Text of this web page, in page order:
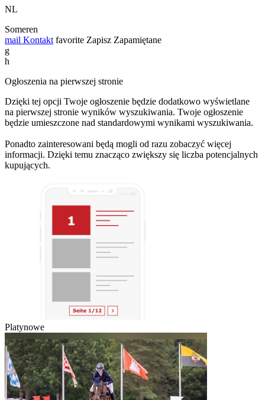
NL
Someren
mail Kontakt favorite Zapisz Zapamiętane
g
h
Ogłoszenia na pierwszej stronie
Dzięki tej opcji Twoje ogłoszenie będzie dodatkowo wyświetlane
na pierwszej stronie wyników wyszukiwania. Twoje ogłoszenie
będzie umieszczone nad standardowymi wynikami wyszukiwania.
Ponadto zainteresowani będą mogli od razu zobaczyć więcej
informacji. Dzięki temu znacząco zwiększy się liczba potencjalnych
kupujących.
Platynowe